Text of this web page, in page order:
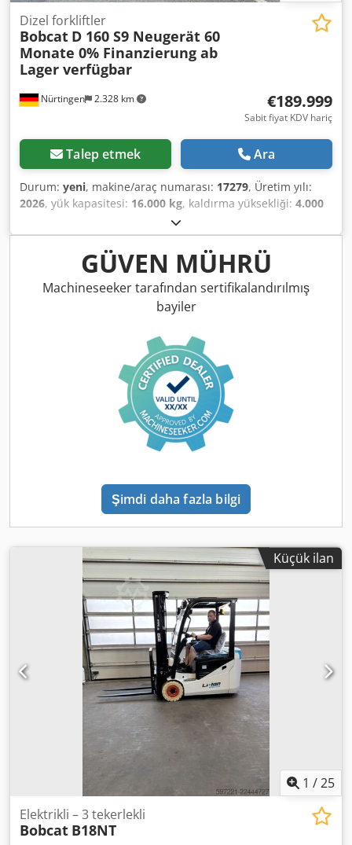
Nürtingen 2.328 km
Dizel forkliftler
Bobcat D 160 S9 Neugerät 60
Monate 0% Finanzierung ab
Lager verfügbar
€189.999
Sabit fiyat KDV hariç
Talep etmek Ara
Durum: yeni, makine/araç numarası: 17279, Üretim yılı:
2026, yük kapasitesi: 16.000 kg, kaldırma yüksekliği: 4.000
1.480 mm
yakıt türü:dizel, direk tipi:triplex, inşaat yüksekliği:3.030
, çatalların uzunluğu: 2.400 mm, ön lastik ölçüsü:
12.00-20 100%, arka lastik boyutu:12.00-20 100%
ağırlık:19.300 kg, Donanım:kabin , 5218640 Seri Numarası:
FDC0H-5107-00494 Djdpfozp T Ausx Anzewa
GÜVEN MÜHRÜ
Machineseeker tarafından sertifikalandırılmış
bayiler
Şimdi daha fazla bilgi
Küçük ilan
1 /25
Elektrikli – 3 tekerlekli
Bobcat B18NT